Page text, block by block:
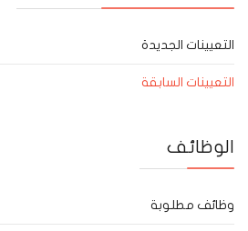
التعيينات الجديدة
التعيينات السابقة
الوظائف
وظائف مطلوبة